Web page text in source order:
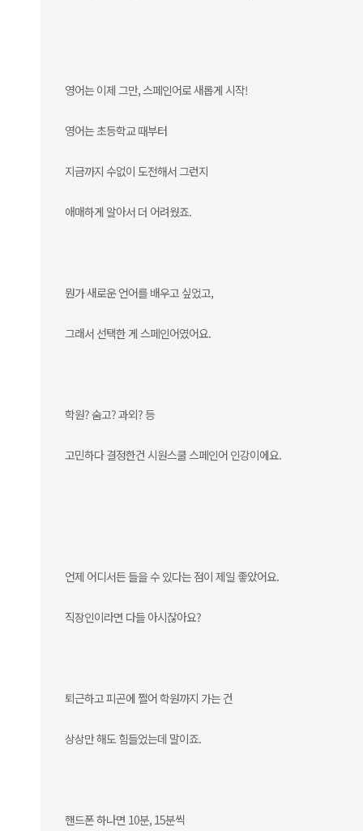
영어는 이제 그만, 스페인어로 새롭게 시작!
영어는 초등학교 때부터
지금까지 수없이 도전해서 그런지
애매하게 알아서 더 어려웠죠.
뭔가 새로운 언어를 배우고 싶었고,
그래서 선택한 게 스페인어였어요.
학원? 숨고? 과외? 등
고민하다 결정한건 시원스쿨 스페인어 인강이에요.
언제 어디서든 들을 수 있다는 점이 제일 좋았어요.
직장인이라면 다들 아시잖아요?
퇴근하고 피곤에 쩔어 학원까지 가는 건
상상만 해도 힘들었는데 말이죠.
핸드폰 하나면 10분, 15분씩